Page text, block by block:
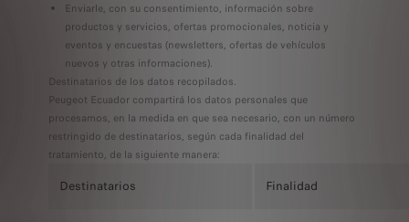
Enviarle, con su consentimiento, información sobre
productos y servicios, ofertas promocionales, noticia y
eventos y encuestas (newsletters, ofertas de vehículos
nuevos y otras informaciones).
Destinatarios de los datos recopilados.
Peugeot Ecuador compartirá los datos personales que
procesamos, en la medida en que sea necesario, con un número
restringido de destinatarios, según cada finalidad del
tratamiento, de la siguiente manera:
Destinatarios Finalidad